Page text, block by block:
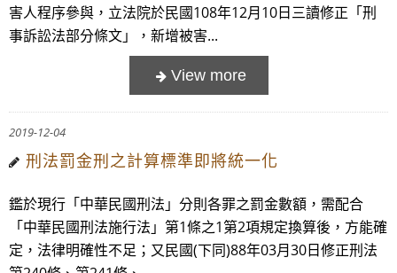
害人程序參與，立法院於民國108年12月10日三讀修正「刑
事訴訟法部分條文」，新增被害...
2019-12-04
​刑法罰金刑之計算標準即將統一化
鑑於現行「中華民國刑法」分則各罪之罰金數額，需配合
「中華民國刑法施行法」第1條之1第2項規定換算後，方能確
定，法律明確性不足；又民國(下同)88年03月30日修正刑法